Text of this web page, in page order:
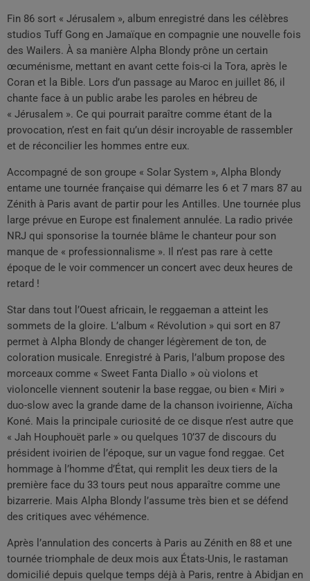
Fin 86 sort « Jérusalem », album enregistré dans les célèbres
studios Tuff Gong en Jamaïque en compagnie une nouvelle fois
des Wailers. À sa manière Alpha Blondy prône un certain
œcuménisme, mettant en avant cette fois-ci la Tora, après le
Coran et la Bible. Lors d’un passage au Maroc en juillet 86, il
chante face à un public arabe les paroles en hébreu de
« Jérusalem ». Ce qui pourrait paraître comme étant de la
provocation, n’est en fait qu’un désir incroyable de rassembler
et de réconcilier les hommes entre eux.
Accompagné de son groupe « Solar System », Alpha Blondy
entame une tournée française qui démarre les 6 et 7 mars 87 au
Zénith à Paris avant de partir pour les Antilles. Une tournée plus
large prévue en Europe est finalement annulée. La radio privée
NRJ qui sponsorise la tournée blâme le chanteur pour son
manque de « professionnalisme ». Il n’est pas rare à cette
époque de le voir commencer un concert avec deux heures de
retard !
Star dans tout l’Ouest africain, le reggaeman a atteint les
sommets de la gloire. L’album « Révolution » qui sort en 87
permet à Alpha Blondy de changer légèrement de ton, de
coloration musicale. Enregistré à Paris, l’album propose des
morceaux comme « Sweet Fanta Diallo » où violons et
violoncelle viennent soutenir la base reggae, ou bien « Miri »
duo-slow avec la grande dame de la chanson ivoirienne, Aïcha
Koné. Mais la principale curiosité de ce disque n’est autre que
« Jah Houphouët parle » ou quelques 10’37 de discours du
président ivoirien de l’époque, sur un vague fond reggae. Cet
hommage à l’homme d’État, qui remplit les deux tiers de la
première face du 33 tours peut nous apparaître comme une
bizarrerie. Mais Alpha Blondy l’assume très bien et se défend
des critiques avec véhémence.
Après l’annulation des concerts à Paris au Zénith en 88 et une
tournée triomphale de deux mois aux États-Unis, le rastaman
domicilié depuis quelque temps déjà à Paris, rentre à Abidjan en